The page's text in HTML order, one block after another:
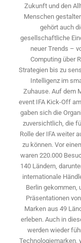
Zukunft und den
Menschen
gehört auch
gesellschaftliche
neuer Trends –
Computing über
Strategien bis zu
Intelligenz im
Zuhause. Auf dem
event IFA Kick-Off
gaben sich die
zuversichtlich, die
Rolle der IFA weiter
zu können. Vor
waren 220.000
140 ­Ländern,
internationale
Berlin gekommen,
Präsen­tationen
Marken aus 49
erleben. Auch in
werden wieder
Technologiemarken,